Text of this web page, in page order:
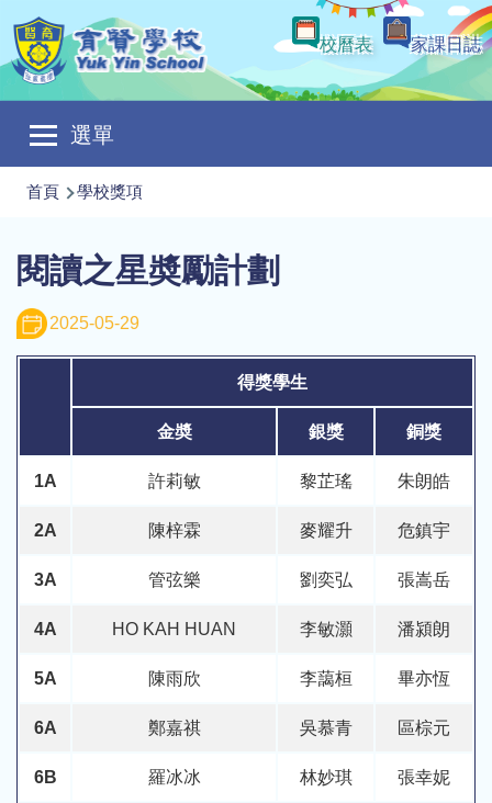
移至主內容
校曆表
家課日誌
選單
Main
navigation
導
連
結
首頁 學校獎項
閱讀之星奬勵計劃
2025-05-29
得獎學生
金奬 銀獎 銅獎
1A 許莉敏 黎芷瑤 朱朗皓
2A 陳梓霖 麥耀升 危鎮宇
3A 管弦樂 劉奕弘 張嵩岳
4A HO KAH HUAN 李敏灝 潘潁朗
5A 陳雨欣 李藹桓 畢亦恆
6A 鄭嘉祺 吳慕青 區棕元
6B 羅冰冰 林妙琪 張幸妮